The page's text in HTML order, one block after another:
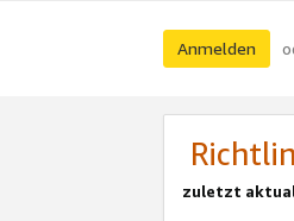
Anmelden
zuletzt